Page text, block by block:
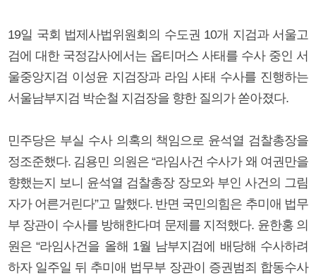
19일 국회 법제사법위원회의 수도권 10개 지검과 서울고
검에 대한 국정감사에서는 옵티머스 사태를 수사 중인 서
울중앙지검 이성윤 지검장과 라임 사태 수사를 진행하는
서울남부지검 박순철 지검장을 향한 질의가 쏟아졌다.
민주당은 부실 수사 의혹의 책임으로 윤석열 검찰총장을
정조준했다. 김용민 의원은 “라임사건 수사가 왜 여권만을
향했는지 보니 윤석열 검찰총장 장모와 부인 사건의 그림
자가 어른거린다”고 말했다. 반면 국민의힘은 추미애 법무
부 장관이 수사를 방해한다며 문제를 지적했다. 윤한홍 의
원은 “라임사건을 올해 1월 남부지검에 배당해 수사하려
하자 일주일 뒤 추미애 법무부 장관이 증권범죄 합동수사